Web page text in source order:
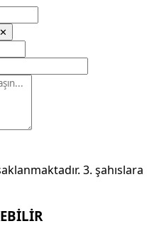
✕
3. şahıslara